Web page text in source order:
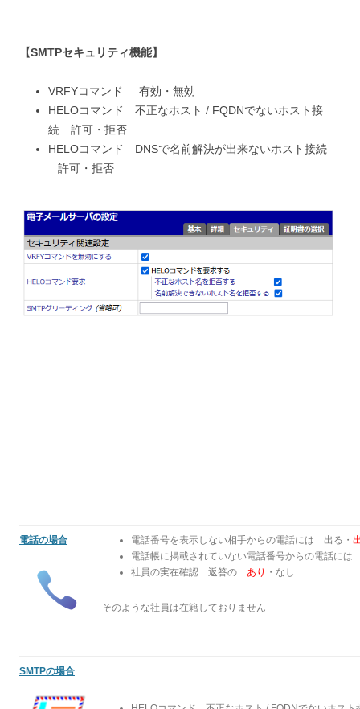
【SMTPセキュリティ機能】
VRFYコマンド 有効・無効
HELOコマンド 不正なホスト / FQDNでないホスト接
続 許可・拒否
HELOコマンド DNSで名前解決が出来ないホスト接続
許可・拒否
電話の場合 電話番号を表示しない相手からの電話には 出る・
電話帳に掲載されていない電話番号からの電話に
社員の実在確認 返答の あり ・なし
そのような社員は在籍しておりません
SMTPの場合